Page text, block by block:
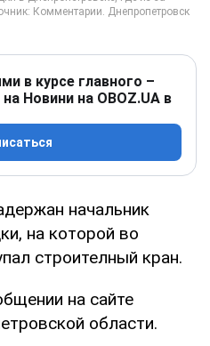
в курсе главного –
Новини на OBOZ.UA в
начальник
на которой во
строителный кран.
на сайте
области.